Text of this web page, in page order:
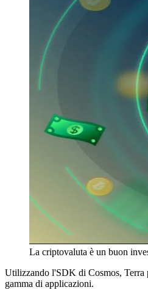
La criptovaluta è un buon
Utilizzando l'SDK di Cosmos, Terra
gamma di applicazioni.